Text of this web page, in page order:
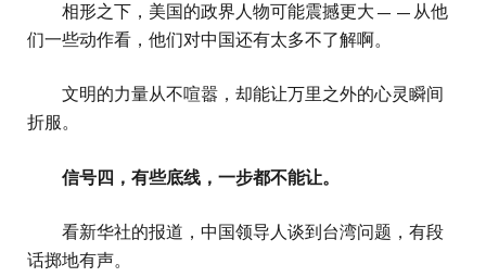
相形之下，美国的政界人物可能震撼更大——从他
们一些动作看，他们对中国还有太多不了解啊。
文明的力量从不喧嚣，却能让万里之外的心灵瞬间
折服。
信号四，有些底线，一步都不能让。
看新华社的报道，中国领导人谈到台湾问题，有段
话掷地有声。